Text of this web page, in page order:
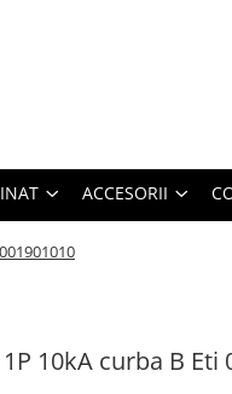
ACCESORII
10kA curba B Eti